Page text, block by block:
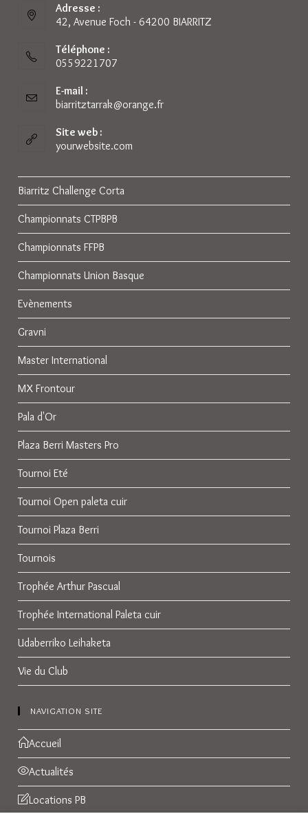
Adresse :
42, Avenue Foch - 64200 BIARRITZ
Téléphone :
0559221707
E-mail :
biarritztarrak@orange.frS’ouvre
Site web :
yourwebsite.com
Biarritz Challenge Corta
Championnats CTPBPB
Championnats FFPB
Championnats Union Basque
Evènements
Gravni
Master International
MX Frontour
Pala d'Or
Plaza Berri Masters Pro
Tournoi Eté
Tournoi Open paleta cuir
Tournoi Plaza Berri
Tournois
Trophée Arthur Pascual
Trophée International Paleta cuir
Udaberriko Leihaketa
Vie du Club
NAVIGATION SITE
Accueil
Actualités
Locations PB